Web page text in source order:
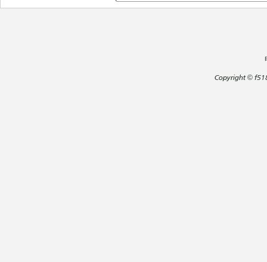
Copyright©